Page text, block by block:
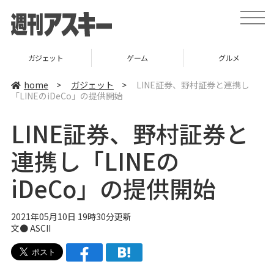
t
o
ガジェット ゲーム グルメ
home > ガジェット >
LINE証券、野村証券と連携し
「LINEのiDeCo」の提供開始
LINE証券、野村証券と
連携し「LINEの
iDeCo」の提供開始
2021年05月10日 19時30分更新
文● ASCII